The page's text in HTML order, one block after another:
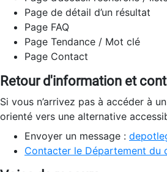
Page de détail d’un résultat
Page FAQ
Page Tendance / Mot clé
Page Contact
Retour d'information et
Si vous n’arrivez pas à accéder à
orienté vers une alternative
Envoyer un message :
Contacter le Département